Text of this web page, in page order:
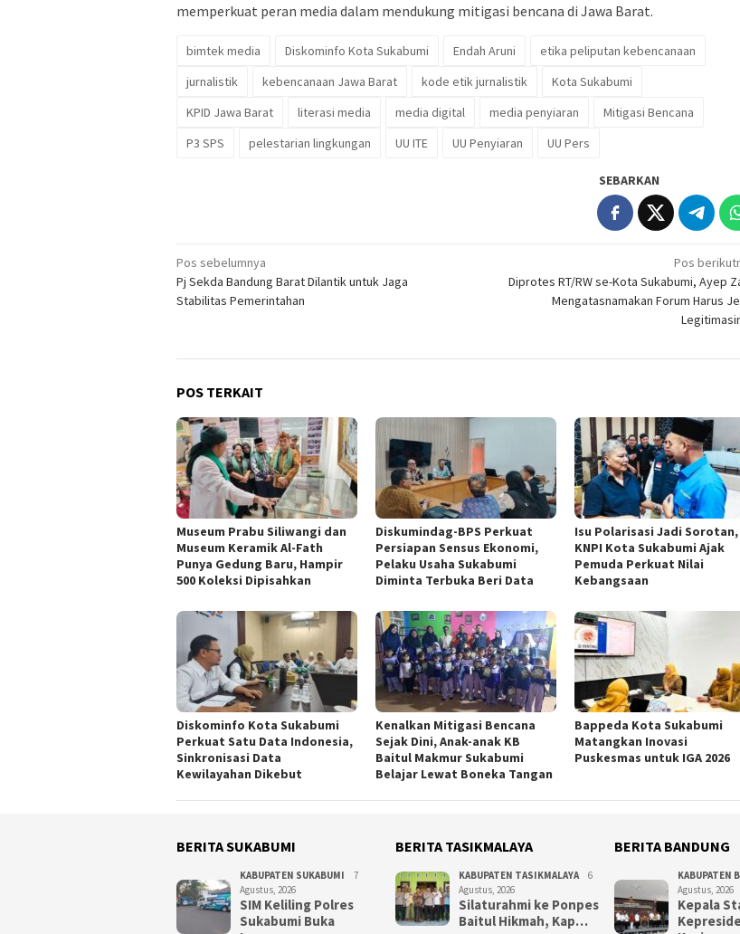
memperkuat peran media dalam mendukung mitigasi bencana di Jawa Barat.
bimtek media Diskominfo Kota Sukabumi Endah Aruni
etika peliputan kebencanaan
jurnalistik
kebencanaan Jawa Barat kode etik jurnalistik
Kota Sukabumi
KPID Jawa Barat
literasi media media digital media penyiaran
Mitigasi Bencana
P3 SPS
pelestarian lingkungan UU ITE UU Penyiaran UU Pers
SEBARKAN
Navigasi
pos
Pos sebelumnya
Pj Sekda Bandung Barat Dilantik untuk Jaga
Stabilitas Pemerintahan
Pos
Diprotes RT/RW se-Kota Sukabumi, Ayep
Mengatasnamakan Forum Harus
POS TERKAIT
Museum Prabu Siliwangi dan
Museum Keramik Al-Fath
Punya Gedung Baru, Hampir
500 Koleksi Dipisahkan
Diskumindag-BPS Perkuat
Persiapan Sensus Ekonomi,
Pelaku Usaha Sukabumi
Diminta Terbuka Beri Data
Isu Polarisasi Jadi Sorotan,
KNPI Kota Sukabumi Ajak
Pemuda Perkuat Nilai
Kebangsaan
Diskominfo Kota Sukabumi
Perkuat Satu Data Indonesia,
Sinkronisasi Data
Kewilayahan Dikebut
Kenalkan Mitigasi Bencana
Sejak Dini, Anak-anak KB
Baitul Makmur Sukabumi
Belajar Lewat Boneka Tangan
Bappeda Kota Sukabumi
Matangkan Inovasi
Puskesmas untuk IGA 2026
BERITA SUKABUMI
KABUPATEN SUKABUMI
7
Agustus, 2026
SIM Keliling Polres
Sukabumi Buka
BERITA TASIKMALAYA
KABUPATEN TASIKMALAYA
6
Agustus, 2026
Silaturahmi ke Ponpes
Baitul Hikmah, Kap…
BERITA BANDUNG
KABUPATEN
Agustus, 2026
Kepala